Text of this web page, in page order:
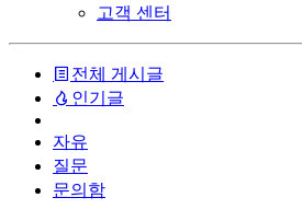
고객 센터
전체 게시글
인기글
자유
질문
문의함